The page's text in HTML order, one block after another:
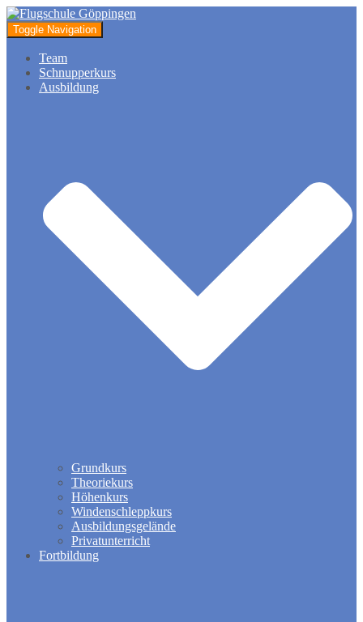
Toggle Navigation
Team
Schnupperkurs
Ausbildung
Grundkurs
Theoriekurs
Höhenkurs
Windenschleppkurs
Ausbildungsgelände
Privatunterricht
Fortbildung